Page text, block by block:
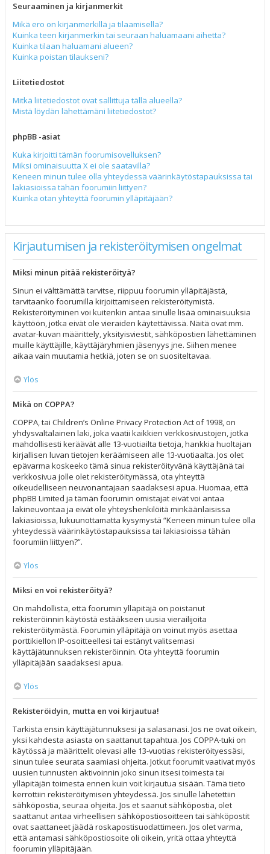
Seuraaminen ja kirjanmerkit
Mikä ero on kirjanmerkillä ja tilaamisella?
Kuinka teen kirjanmerkin tai seuraan haluamaani aihetta?
Kuinka tilaan haluamani alueen?
Kuinka poistan tilaukseni?
Liitetiedostot
Mitkä liitetiedostot ovat sallittuja tällä alueella?
Mistä löydän lähettämäni liitetiedostot?
phpBB -asiat
Kuka kirjoitti tämän foorumisovelluksen?
Miksi ominaisuutta X ei ole saatavilla?
Keneen minun tulee olla yhteydessä väärinkäytöstapauksissa tai
lakiasioissa tähän foorumiin liittyen?
Kuinka otan yhteyttä foorumin ylläpitäjään?
Kirjautumisen ja rekisteröitymisen ongelmat
Miksi minun pitää rekisteröityä?
Sinun ei välttämättä tarvitse, riippuu foorumin ylläpitäjästä,
tarvitaanko foorumilla kirjoittamiseen rekisteröitymistä.
Rekisteröityminen voi kuitenkin antaa sinulle lisää ominaisuuksia
käyttöön, jotka eivät ole vieraiden käytettävissä. Näitä ovat mm.
avatar-kuvan määrittely, yksityisviestit, sähköpostien lähettäminen
muille käyttäjille, käyttäjäryhmien jäsenyys jne. Siihen menee
aikaa vain muutamia hetkiä, joten se on suositeltavaa.
Ylös
Mikä on COPPA?
COPPA, tai Children’s Online Privacy Protection Act of 1998, on
yhdysvaltalainen laki, joka vaatii kaikkien verkkosivustojen, jotka
mahdollisesti keräävät alle 13-vuotiailta tietoja, hankkia huoltajan
kirjallisen luvan tietojen keräämiseen alle 13-vuotiaalta. Jos olet
epävarma koskeeko tämä sinua rekisteröityvänä käyttäjänä tai
verkkosivua jolle olet rekisteröitymässä, ota yhteyttä
oikeudelliseen neuvonantajaan saadaksesi apua. Huomaa, että
phpBB Limited ja tämän foorumin omistajat eivät voi antaa
lakineuvontaa ja eivät ole yhteyshenkilöitä minkäänlaisissa
lakiasioissa, lukuunottamatta kysymystä “Keneen minun tulee olla
yhteydessä väärinkäytöstapauksissa tai lakiasioissa tähän
foorumiin liittyen?”.
Ylös
Miksi en voi rekisteröityä?
On mahdollista, että foorumin ylläpitäjä on poistanut
rekisteröinnin käytöstä estääkseen uusia vierailijoita
rekisteröitymästä. Foorumin ylläpitäjä on voinut myös asettaa
porttikiellon IP-osoitteellesi tai estänyt valitsemasi
käyttäjätunnuksen rekisteröinnin. Ota yhteyttä foorumin
ylläpitäjään saadaksesi apua.
Ylös
Rekisteröidyin, mutta en voi kirjautua!
Tarkista ensin käyttäjätunnuksesi ja salasanasi. Jos ne ovat oikein,
yksi kahdesta asiasta on saattanut tapahtua. Jos COPPA-tuki on
käytössä ja määrittelit olevasi alle 13-vuotias rekisteröityessäsi,
sinun tulee seurata saamiasi ohjeita. Jotkut foorumit vaativat myös
uusien tunnusten aktivoinnin joko sinun itsesi toimesta tai
ylläpitäjän toimesta ennen kuin voit kirjautua sisään. Tämä tieto
kerrottiin rekisteröitymisen yhteydessä. Jos sinulle lähetettiin
sähköpostia, seuraa ohjeita. Jos et saanut sähköpostia, olet
saattanut antaa virheellisen sähköpostiosoitteen tai sähköpostit
ovat saattaneet jäädä roskapostisuodattimeen. Jos olet varma,
että antamasi sähköpostiosoite oli oikein, yritä ottaa yhteyttä
foorumin ylläpitäjään.